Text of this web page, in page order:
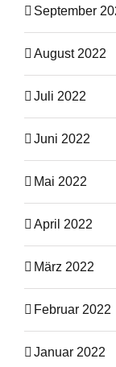
September
August 2022
Juli 2022
Juni 2022
Mai 2022
April 2022
März 2022
Februar 2022
Januar 2022